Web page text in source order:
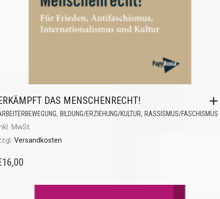
DAS MENSCHENRECHT!
, BILDUNG/ERZIEHUNG/KULTUR, RASSISMUS/FASCHISMUS
MwSt.
Versandkosten
16,00